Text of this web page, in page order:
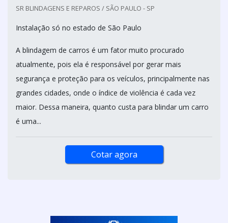
SR BLINDAGENS E REPAROS / SÃO PAULO - SP
Instalação só no estado de São Paulo
A blindagem de carros é um fator muito procurado
atualmente, pois ela é responsável por gerar mais
segurança e proteção para os veículos, principalmente nas
grandes cidades, onde o índice de violência é cada vez
maior. Dessa maneira, quanto custa para blindar um carro
é uma...
Cotar agora